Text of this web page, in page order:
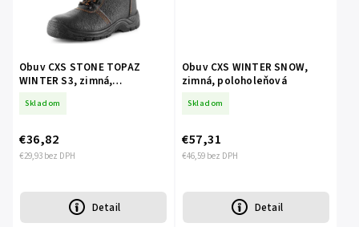
Obuv CXS STONE TOPAZ
WINTER S3, zimná,
Skladom
€29,93 bez DPH
€36,82
Detail
Obuv CXS WINTER SNOW,
zimná, poloholeňová
Skladom
€46,59 bez DPH
€57,31
Detail